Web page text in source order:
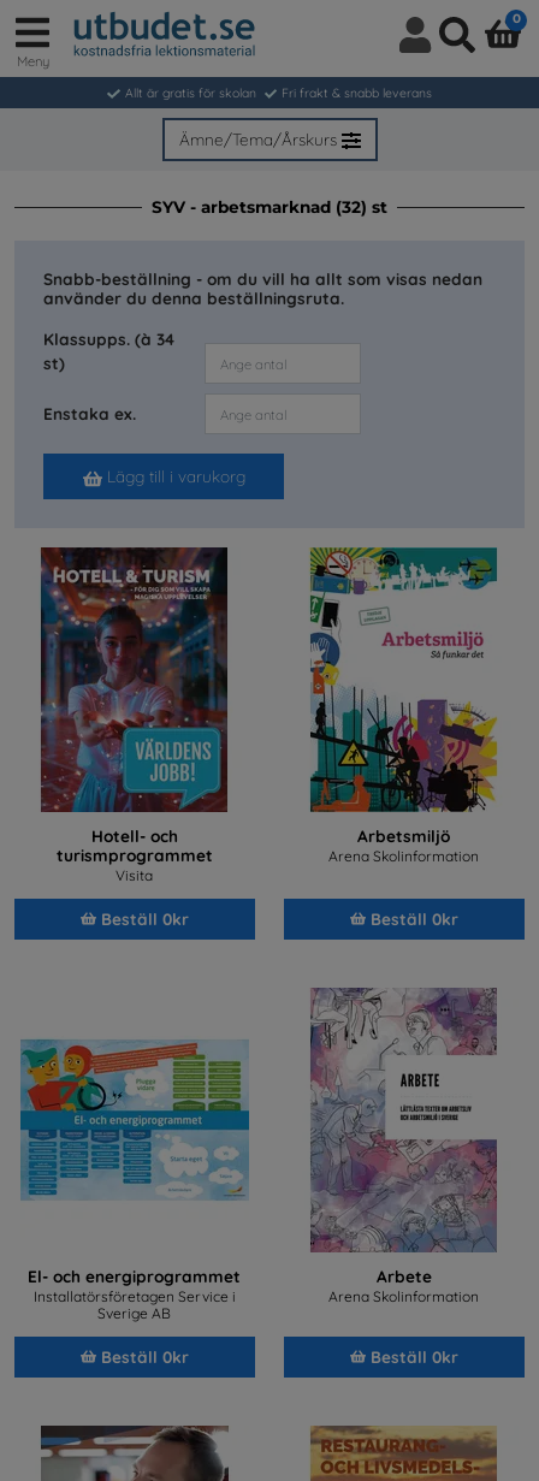
in
/
Meny
0
Allt är gratis för skolan Fri frakt & snabb leverans
Ämne/Tema/Årskurs
SYV - arbetsmarknad (32) st
Snabb-beställning - om du vill ha allt som visas nedan
använder du denna beställningsruta.
Klassupps. (à 34
st)
Enstaka ex.
Lägg till i varukorg
Hotell- och
turismprogrammet
Visita
Beställ 0kr
Arbetsmiljö
Arena Skolinformation
Beställ 0kr
El- och energiprogrammet
Installatörsföretagen Service i
Sverige AB
Beställ 0kr
Arbete
Arena Skolinformation
Beställ 0kr